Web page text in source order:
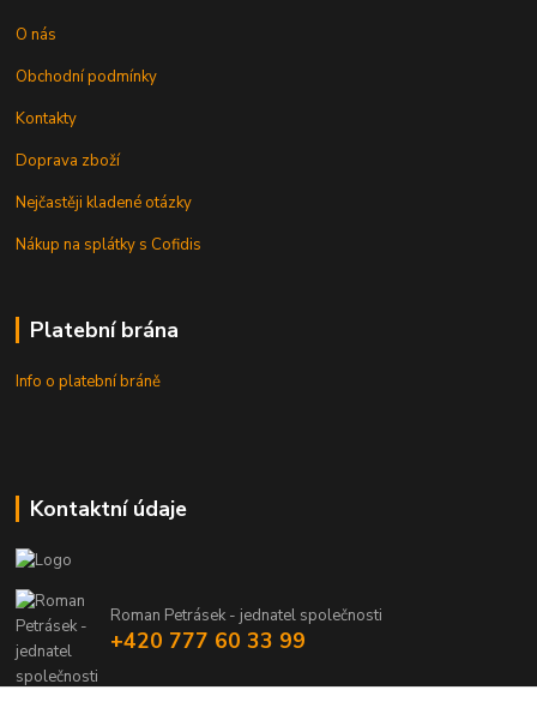
O nás
Obchodní podmínky
Kontakty
Doprava zboží
Nejčastěji kladené otázky
Nákup na splátky s Cofidis
Platební brána
Info o platební bráně
Kontaktní údaje
Roman Petrásek - jednatel společnosti
+420 777 60 33 99